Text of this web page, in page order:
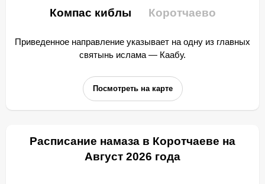
Компас киблы Коротчаево
Приведенное направление указывает на одну из главных
святынь ислама — Каабу.
Посмотреть на карте
Расписание намаза в Коротчаеве на
Август 2026 года